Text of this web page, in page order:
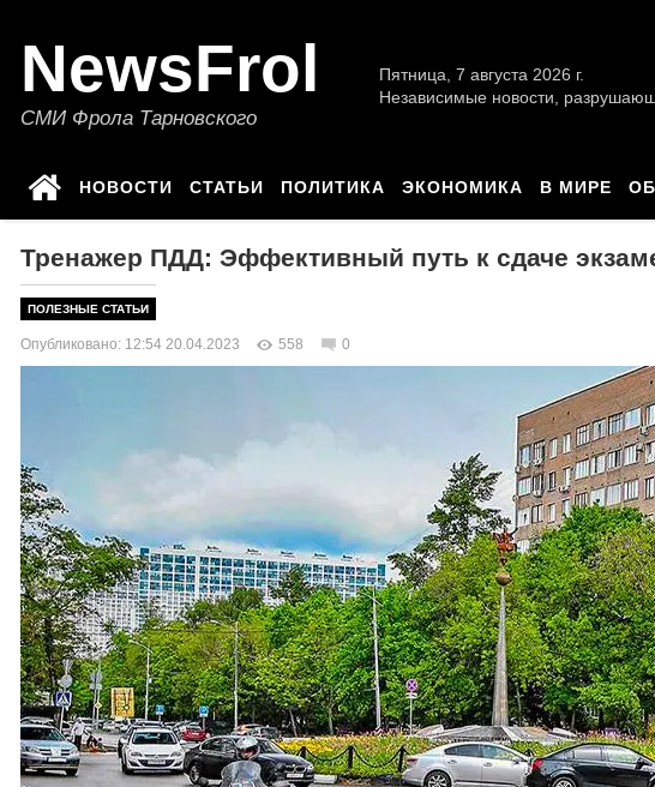
NewsFrol
СМИ Фрола Тарновского
Пятница, 7 августа 2026 г.
Независимые новости,
НОВОСТИ СТАТЬИ ПОЛИТИКА ЭКОНОМИКА В МИРЕ
Тренажер ПДД: Эффективный путь к сдаче
ПОЛЕЗНЫЕ СТАТЬИ
Опубликовано: 12:54 20.04.2023 558 0